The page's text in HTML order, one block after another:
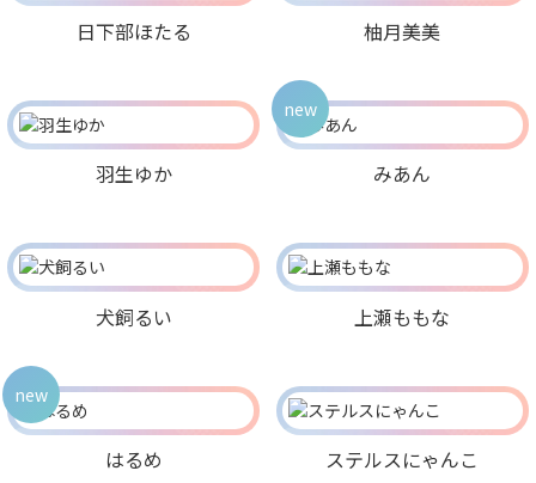
日下部ほたる 柚月美美
羽生ゆか みあん
new
犬飼るい 上瀬ももな
はるめ
new
ステルスにゃんこ